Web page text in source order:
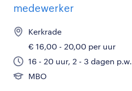
medewerker
Kerkrade
€ 16,00 - 20,00 per uur
16 - 20 uur, 2 - 3 dagen p.w.
MBO